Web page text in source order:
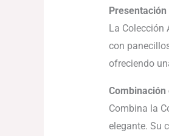
La
con
ofreciendo
Combina la
elegante. Su